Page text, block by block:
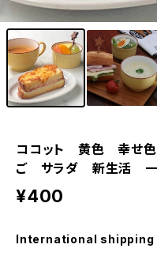
ココット 黄色 幸せ
ご サラダ 新生活 一
¥400
International shipping